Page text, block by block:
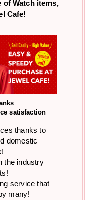
of Watch items,
Cafe!
satisfaction
thanks to
domestic
the industry
service that
many!